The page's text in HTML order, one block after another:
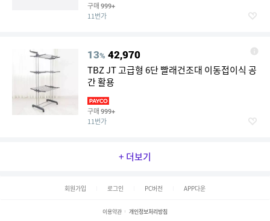
구매 999+
11번가
13% 42,970
TBZ JT 고급형 6단 빨래건조대 이동접이식 공
간 활용
구매 999+
11번가
+ 더보기
회원가입 로그인 PC버전 APP다운
이용약관 개인정보처리방침